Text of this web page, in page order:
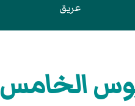
عريق
الخامس